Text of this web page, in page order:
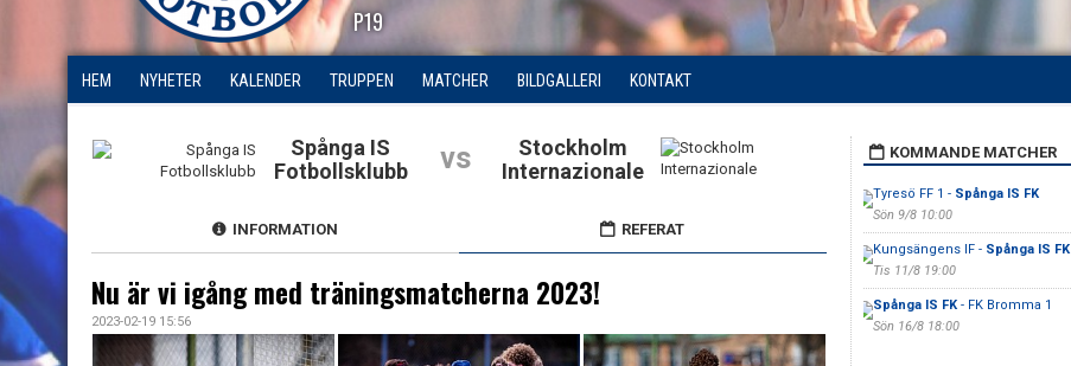
P19
HEM NYHETER KALENDER TRUPPEN MATCHER BILDGALLERI KONTAKT
Spånga IS
Fotbollsklubb
vs
Stockholm
Internazionale
INFORMATION REFERAT
Nu är vi igång med träningsmatcherna 2023!
2023-02-19 15:56
KOMMANDE MATCHER
Tyresö FF 1 - Spånga IS FK
Sön 9/8 10:00
Kungsängens IF - Spånga IS FK
Tis 11/8 19:00
Spånga IS FK- FK Bromma 1
Sön 16/8 18:00